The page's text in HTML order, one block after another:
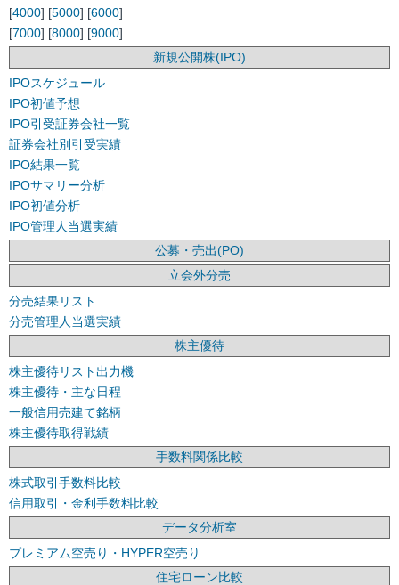
[4000] [5000] [6000]
[7000] [8000] [9000]
新規公開株(IPO)
IPOスケジュール
IPO初値予想
IPO引受証券会社一覧
証券会社別引受実績
IPO結果一覧
IPOサマリー分析
IPO初値分析
IPO管理人当選実績
公募・売出(PO)
立会外分売
分売結果リスト
分売管理人当選実績
株主優待
株主優待リスト出力機
株主優待・主な日程
一般信用売建て銘柄
株主優待取得戦績
手数料関係比較
株式取引手数料比較
信用取引・金利手数料比較
データ分析室
プレミアム空売り・HYPER空売り
住宅ローン比較